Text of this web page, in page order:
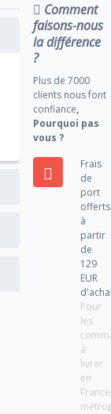
Comment
faisons-nous
la différence
?
Plus de 7000
clients nous font
confiance,
Pourquoi pas
vous ?
Frais
de
port
offerts
à
partir
de
129
EUR
Pour
les
à
livrer
en
France